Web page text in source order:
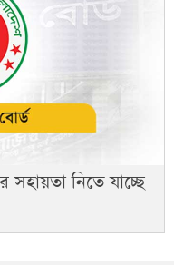
নিতে যাচ্ছে